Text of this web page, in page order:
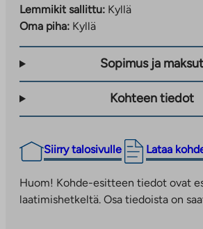
Lemmikit sallittu: Kyllä
Oma piha: Kyllä
Sopimus ja maksut
Kohteen tiedot
Siirry talosivulle Lataa
Linkki
palveluun.
Huom! Kohde-esitteen tiedot ovat
laatimishetkeltä. Osa tiedoista on